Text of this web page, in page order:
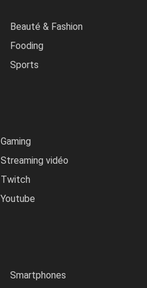
Beauté & Fashion
Fooding
Sports
Gaming
Streaming vidéo
Twitch
Youtube
Smartphones